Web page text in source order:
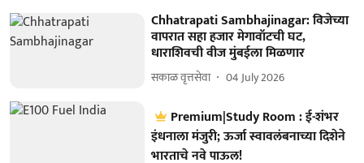
Chhatrapati Sambhajinagar: विजेच्या
वापरात सहा हजार मेगावॉटची घट,
धाराशिवची वीज मुंबईला मिळणार
सकाळ वृत्तसेवा 04 July 2026
Premium|Study Room : ई-शंभर
इंधनाला मंजुरी; ऊर्जा स्वावलंबनाच्या दिशेने
भारताचे नवे पाऊल!